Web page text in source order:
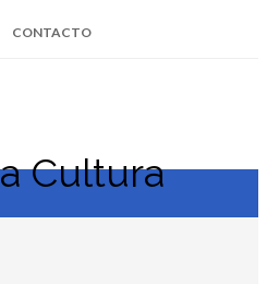
CONTACTO
Twitter Soundcloud
Youtube